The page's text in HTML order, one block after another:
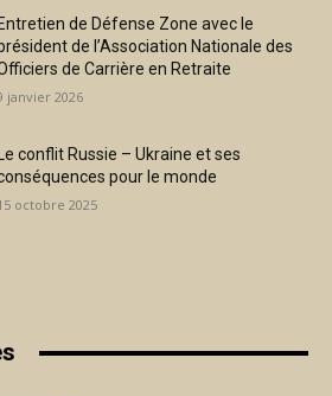
Entretien de Défense Zone avec le
de l’Association Nationale des
de Carrière en Retraite
janvier 2026
Le conflit Russie – Ukraine et ses
pour le monde
octobre 2025